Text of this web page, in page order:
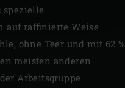
spezielle
auf raffinierte Weise
ohne Teer und mit 62 %
meisten anderen
Arbeitsgruppe